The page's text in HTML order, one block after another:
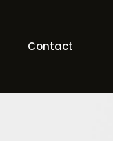
Contact